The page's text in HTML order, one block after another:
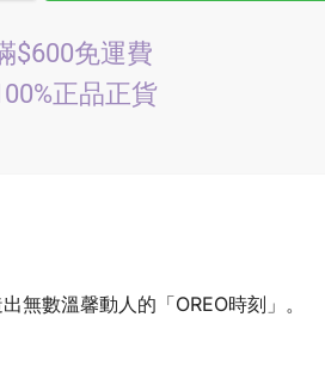
$600免運費
正品正貨
數溫馨動人的「OREO時刻」。